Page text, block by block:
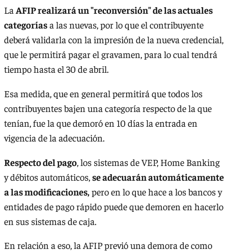
La AFIP realizará un "reconversión" de las actuales
categoríasa las nuevas, por lo que el contribuyente
deberá validarla con la impresión de la nueva credencial,
que le permitirá pagar el gravamen, para lo cual tendrá
tiempo hasta el 30 de abril.
Esa medida, que en general permitirá que todos los
contribuyentes bajen una categoría respecto de la que
tenían, fue la que demoró en 10 días la entrada en
vigencia de la adecuación.
Respecto del pago , los sistemas de VEP, Home Banking
y débitos automáticos, se adecuarán automáticamente
a las modificaciones, pero en lo que hace a los bancos y
entidades de pago rápido puede que demoren en hacerlo
en sus sistemas de caja.
En relación a eso, la AFIP previó una demora de como